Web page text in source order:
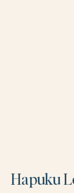
Hapuku